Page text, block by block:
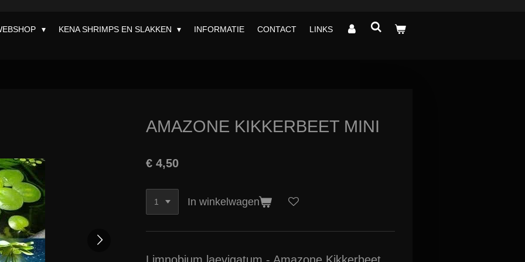
KENA SHRIMPS EN SLAKKEN INFORMATIE CONTACT LINKS
AMAZONE KIKKERBEET MINI
€ 4,50
In winkelwagen